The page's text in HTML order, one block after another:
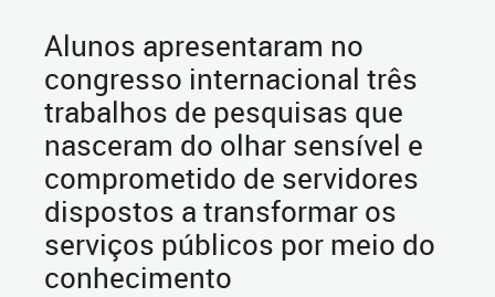
Alunos apresentaram no
congresso internacional três
trabalhos de pesquisas que
nasceram do olhar sensível e
comprometido de servidores
dispostos a transformar os
serviços públicos por meio do
conhecimento